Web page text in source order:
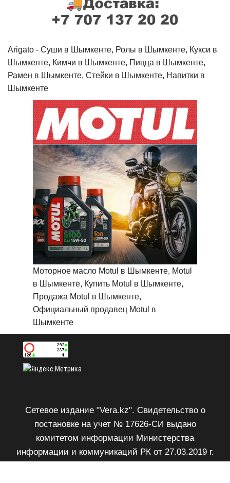
Arigato - Cуши в Шымкенте, Ролы в Шымкенте, Кукси в
Шымкенте, Кимчи в Шымкенте, Пицца в Шымкенте,
Рамен в Шымкенте, Стейки в Шымкенте, Напитки в
Шымкенте
Моторное масло Motul в Шымкенте, Motul
в Шымкенте, Купить Motul в Шымкенте,
Продажа Motul в Шымкенте,
Официальный продавец Motul в
Шымкенте
Сетевое издание "Vera.kz". Свидетельство о
постановке на учет № 17626-СИ выдано
комитетом информации Министерства
информации и коммуникаций РК от 27.03.2019 г.